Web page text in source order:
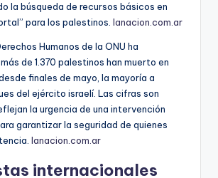
la búsqueda de recursos básicos en
para los palestinos. lanacion.com.ar
Humanos de la ONU ha
de 1.370 palestinos han muerto en
finales de mayo, la mayoría a
del ejército israelí. Las cifras son
la urgencia de una intervención
garantizar la seguridad de quienes
lanacion.com.ar
internacionales